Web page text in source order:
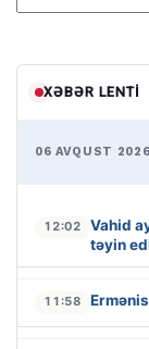
XƏBƏR LENTI
06 AVQUST 2026
12:02
Vahid
təyin
11:58